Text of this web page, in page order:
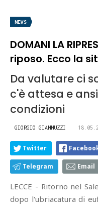
NEWS
DOMANI LA
riposo. Ecco la
Da valutare ci
c'è attesa e
condizioni
GIORGIO GIANNUZZI
Twitter
Telegram Email
LECCE - Ritorno nel
dopo l'ubriacatura di